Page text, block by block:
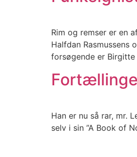
Rim og remser er en
Halfdan
forsøgende er Birgitte
Han er nu så rar, mr.
selv i sin ”A Book of